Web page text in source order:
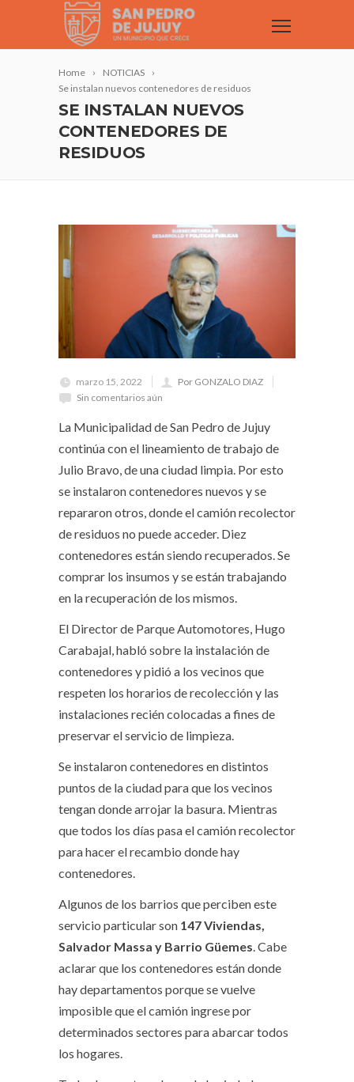
Home
NOTICIAS
Se instalan nuevos contenedores de residuos
SE INSTALAN NUEVOS
CONTENEDORES DE
RESIDUOS
marzo 15, 2022
Por GONZALO DIAZ
Sin comentarios aún
La Municipalidad de San Pedro de Jujuy
continúa con el lineamiento de trabajo de
Julio Bravo, de una ciudad limpia. Por esto
se instalaron contenedores nuevos y se
repararon otros, donde el camión recolector
de residuos no puede acceder. Diez
contenedores están siendo recuperados. Se
comprar los insumos y se están trabajando
en la recuperación de los mismos.
El Director de Parque Automotores, Hugo
Carabajal, habló sobre la instalación de
contenedores y pidió a los vecinos que
respeten los horarios de recolección y las
instalaciones recién colocadas a fines de
preservar el servicio de limpieza.
Se instalaron contenedores en distintos
puntos de la ciudad para que los vecinos
tengan donde arrojar la basura. Mientras
que todos los días pasa el camión recolector
para hacer el recambio donde hay
contenedores.
Algunos de los barrios que perciben este
servicio particular son 147 Viviendas,
Salvador Massa y Barrio Güemes . Cabe
aclarar que los contenedores están donde
hay departamentos porque se vuelve
imposible que el camión ingrese por
determinados sectores para abarcar todos
los hogares.